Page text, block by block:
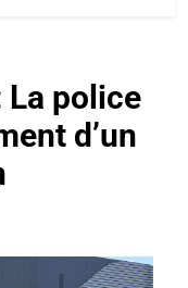
La police
d’un